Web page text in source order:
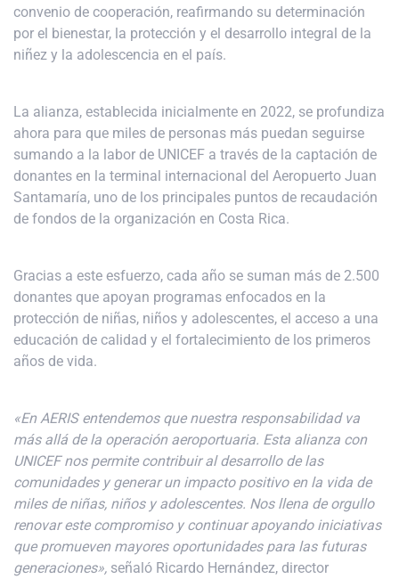
convenio de cooperación, reafirmando su determinación
por el bienestar, la protección y el desarrollo integral de la
niñez y la adolescencia en el país.
La alianza, establecida inicialmente en 2022, se profundiza
ahora para que miles de personas más puedan seguirse
sumando a la labor de UNICEF a través de la captación de
donantes en la terminal internacional del Aeropuerto Juan
Santamaría, uno de los principales puntos de recaudación
de fondos de la organización en Costa Rica.
Gracias a este esfuerzo, cada año se suman más de 2.500
donantes que apoyan programas enfocados en la
protección de niñas, niños y adolescentes, el acceso a una
educación de calidad y el fortalecimiento de los primeros
años de vida.
«En AERIS entendemos que nuestra responsabilidad va
más allá de la operación aeroportuaria. Esta alianza con
UNICEF nos permite contribuir al desarrollo de las
comunidades y generar un impacto positivo en la vida de
miles de niñas, niños y adolescentes. Nos llena de orgullo
renovar este compromiso y continuar apoyando iniciativas
que promueven mayores oportunidades para las futuras
generaciones», señaló Ricardo Hernández, director